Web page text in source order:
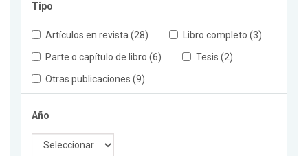
Tipo
Artículos en revista (28)
Libro completo (3)
Parte o capítulo de libro (6)
Tesis (2)
Otras publicaciones (9)
Año